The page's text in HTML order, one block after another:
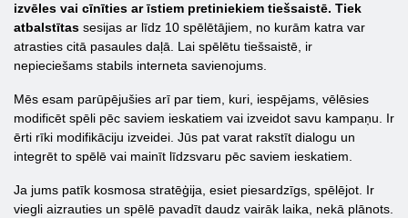
izvēles vai cīnīties ar īstiem pretiniekiem tiešsaistē. Tiek
atbalstītas sesijas ar līdz 10 spēlētājiem, no kurām katra var
atrasties citā pasaules daļā. Lai spēlētu tiešsaistē, ir
nepieciešams stabils interneta savienojums.
Mēs esam parūpējušies arī par tiem, kuri, iespējams, vēlēsies
modificēt spēli pēc saviem ieskatiem vai izveidot savu kampaņu. Ir
ērti rīki modifikāciju izveidei. Jūs pat varat rakstīt dialogu un
integrēt to spēlē vai mainīt līdzsvaru pēc saviem ieskatiem.
Ja jums patīk kosmosa stratēģija, esiet piesardzīgs, spēlējot. Ir
viegli aizrauties un spēlē pavadīt daudz vairāk laika, nekā plānots.